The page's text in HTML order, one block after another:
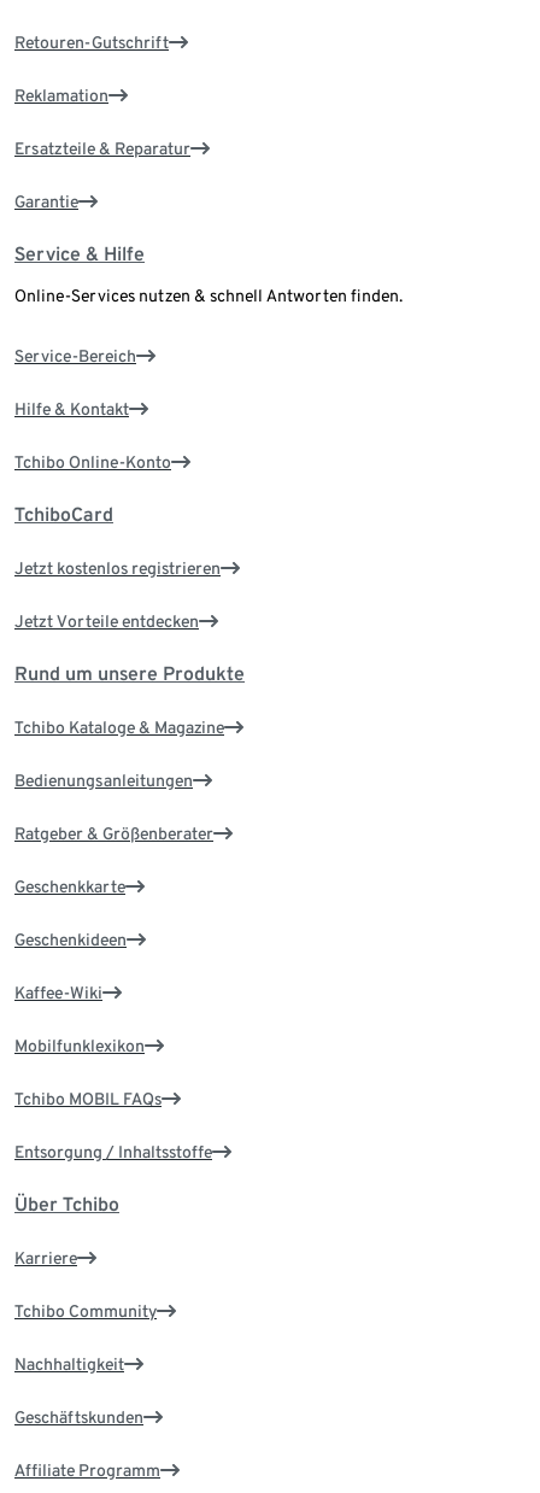
Retouren-Gutschrift
Reklamation
Ersatzteile & Reparatur
Garantie
Service & Hilfe
Online-Services nutzen & schnell Antworten finden.
Service-Bereich
Hilfe & Kontakt
Tchibo Online-Konto
TchiboCard
Jetzt kostenlos registrieren
Jetzt Vorteile entdecken
Rund um unsere Produkte
Tchibo Kataloge & Magazine
Bedienungsanleitungen
Ratgeber & Größenberater
Geschenkkarte
Geschenkideen
Kaffee-Wiki
Mobilfunklexikon
Tchibo MOBIL FAQs
Entsorgung / Inhaltsstoffe
Über Tchibo
Karriere
Tchibo Community
Nachhaltigkeit
Geschäftskunden
Affiliate Programm